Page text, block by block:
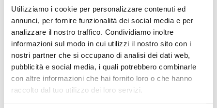
Utilizziamo i cookie per personalizzare contenuti ed
annunci, per fornire funzionalità dei social media e per
analizzare il nostro traffico. Condividiamo inoltre
informazioni sul modo in cui utilizzi il nostro sito con i
nostri partner che si occupano di analisi dei dati web,
pubblicità e social media, i quali potrebbero combinarle
con altre informazioni che hai fornito loro o che hanno
raccolto dal tuo utilizzo dei loro servizi.
Corso Roma 110-112 72100, Brindisi, BR
0831/523995
Chiuro (SO)
Farmacia
Croce